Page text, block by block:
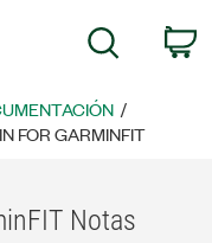
Búsqueda
FOR GARMINFIT
Notas